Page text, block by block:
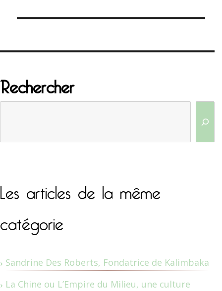
Rechercher
Les articles de la même
catégorie
Sandrine Des Roberts, Fondatrice de Kalimbaka
La Chine ou L’Empire du Milieu, une culture